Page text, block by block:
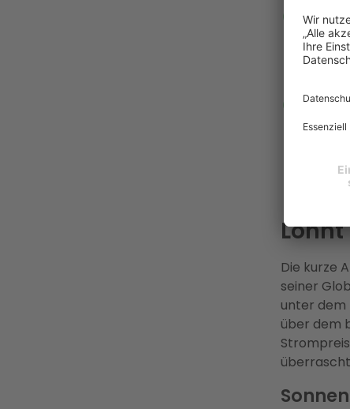
Die kurze
seiner
unter dem
über dem